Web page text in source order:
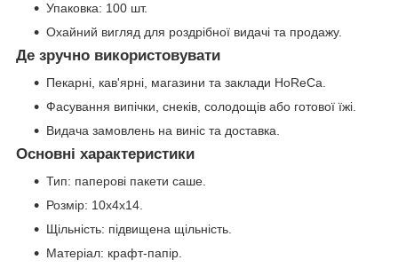
Упаковка: 100 шт.
Охайний вигляд для роздрібної видачі та продажу.
Де зручно використовувати
Пекарні, кав'ярні, магазини та заклади HoReCa.
Фасування випічки, снеків, солодощів або готової їжі.
Видача замовлень на виніс та доставка.
Основні характеристики
Тип: паперові пакети саше.
Розмір: 10x4x14.
Щільність: підвищена щільність.
Матеріал: крафт-папір.